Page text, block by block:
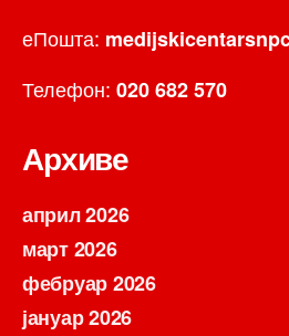
еПошта:
Телефон: 020 682 570
Архиве
април 2026
март 2026
фебруар 2026
јануар 2026